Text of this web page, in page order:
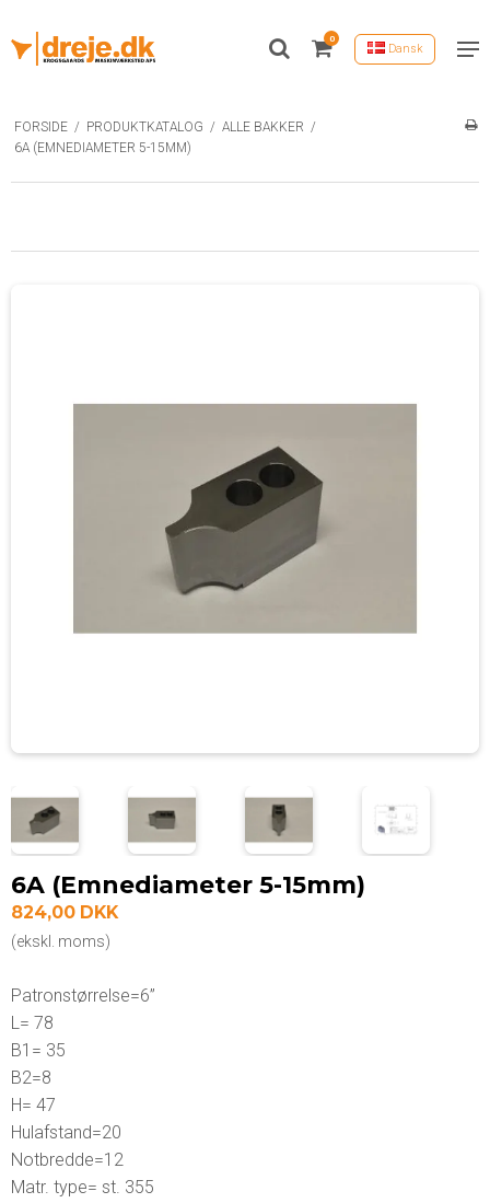
0
Dansk
FORSIDE / PRODUKTKATALOG / ALLE BAKKER /
6A (EMNEDIAMETER 5-15MM)
6A (Emnediameter 5-15mm)
824,00 DKK
(ekskl. moms)
Patronstørrelse=6”
L= 78
B1= 35
B2=8
H= 47
Hulafstand=20
Notbredde=12
Matr. type= st. 355